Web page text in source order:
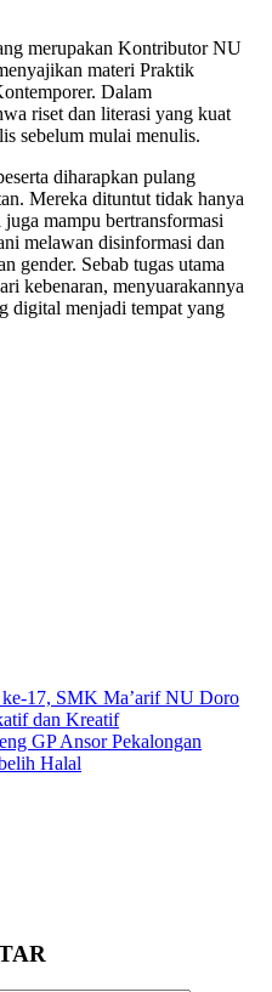
merupakan Kontributor NU
materi Praktik
Dalam
riset dan literasi yang kuat
sebelum mulai menulis.
diharapkan pulang
Mereka dituntut tidak hanya
mampu bertransformasi
melawan disinformasi dan
gender. Sebab tugas utama
kebenaran, menyuarakannya
digital menjadi tempat yang
ke-17, SMK Ma’arif NU Doro
dan Kreatif
GP Ansor Pekalongan
Halal